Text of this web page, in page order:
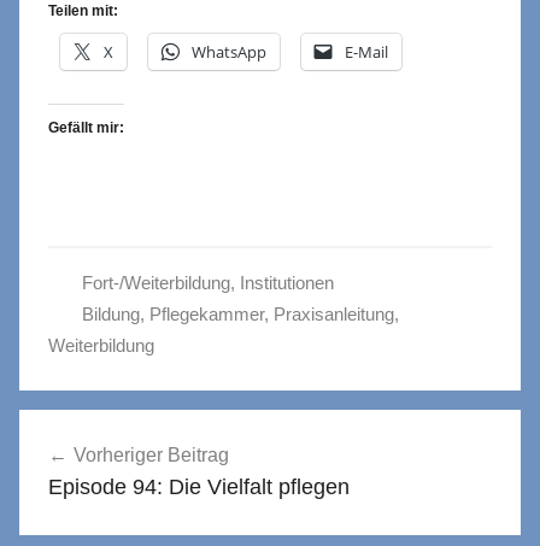
Teilen mit:
X WhatsApp E-Mail
Gefällt mir:
Fort-/Weiterbildung, Institutionen
Bildung, Pflegekammer, Praxisanleitung,
Weiterbildung
Vorheriger Beitrag
Episode 94: Die Vielfalt pflegen